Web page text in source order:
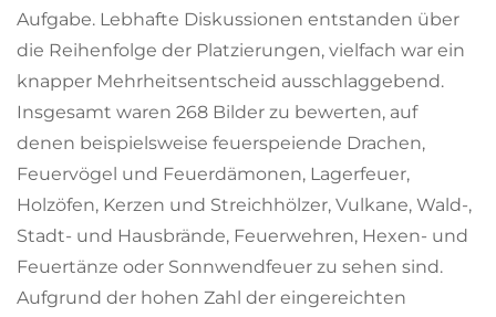
Aufgabe. Lebhafte Diskussionen entstanden über
die Reihenfolge der Platzierungen, vielfach war ein
knapper Mehrheitsentscheid ausschlaggebend.
Insgesamt waren 268 Bilder zu bewerten, auf
denen beispielsweise feuerspeiende Drachen,
Feuervögel und Feuerdämonen, Lagerfeuer,
Holzöfen, Kerzen und Streichhölzer, Vulkane, Wald-,
Stadt- und Hausbrände, Feuerwehren, Hexen- und
Feuertänze oder Sonnwendfeuer zu sehen sind.
Aufgrund der hohen Zahl der eingereichten